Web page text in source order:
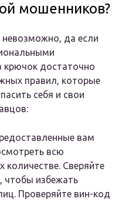
мошенников?
невозможно, да если
крючок достаточно
правил, которые
себя и свои
вам
всю
Сверяйте
чтобы избежать
Проверяйте вин-код